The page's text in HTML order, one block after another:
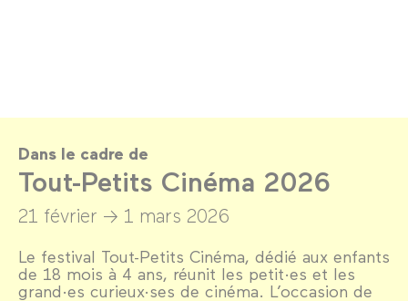
Dans le cadre de
Tout-Petits Cinéma 2026
21 février → 1 mars 2026
Le festival Tout-Petits Cinéma, dédié aux enfants
de 18 mois à 4 ans, réunit les petit·es et les
grand·es curieux·ses de cinéma. L’occasion de